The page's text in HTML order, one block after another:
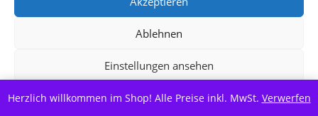
Ablehnen
Einstellungen ansehen
Cookie-RichtlinieDatenschutzerklärung
Herzlich willkommen im Shop! Alle Preise inkl. MwSt. Verwerfen
things! ALLE PREISE VERSTEHEN SICH INKLUSIVE
MWST,
Alle Preise inkl. der gesetzlichen MwSt.